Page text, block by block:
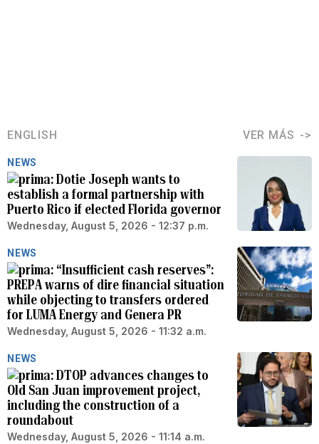
ENGLISH VER MÁS
NEWS
Dotie Joseph wants to
establish a formal partnership with
Puerto Rico if elected Florida governor
Wednesday, August 5, 2026 - 12:37 p.m.
NEWS
“Insufficient cash reserves”:
PREPA warns of dire financial situation
while objecting to transfers ordered
for LUMA Energy and Genera PR
Wednesday, August 5, 2026 - 11:32 a.m.
NEWS
DTOP advances changes to
Old San Juan improvement project,
including the construction of a
roundabout
Wednesday, August 5, 2026 - 11:14 a.m.